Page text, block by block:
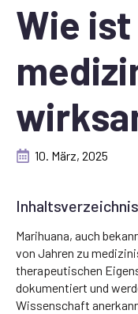
Wie
10. März, 2025
Marihuana, auch
von Jahren zu
therapeutischen
dokumentiert und
Wissenschaft
Inhaltsverzeichnis